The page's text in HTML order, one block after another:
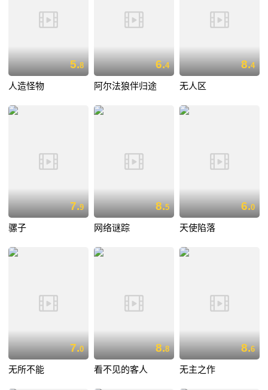
5.8
人造怪物
6.4
阿尔法狼伴归途
8.4
无人区
7.9
骡子
8.5
网络谜踪
6.0
天使陷落
7.0
无所不能
8.8
看不见的客人
8.6
无主之作